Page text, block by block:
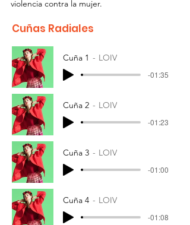
violencia contra la mujer.
Cuñas Radiales
Cuña 1 LOIV
-01:35
Cuña 2 LOIV
-01:23
Cuña 3 LOIV
-01:00
Cuña 4 LOIV
-01:08